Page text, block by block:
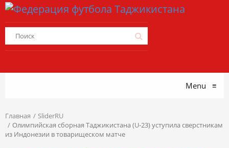
Menu ≡
Главная
SliderRU
Олимпийская сборная Таджикистана (U-23) уступила сверстникам
из Индонезии в товарищеском матче